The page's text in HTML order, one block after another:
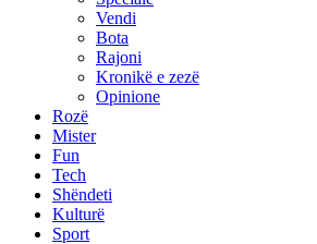
Vendi
Bota
Rajoni
Kronikë e zezë
Opinione
Rozë
Mister
Fun
Tech
Shëndeti
Kulturë
Sport